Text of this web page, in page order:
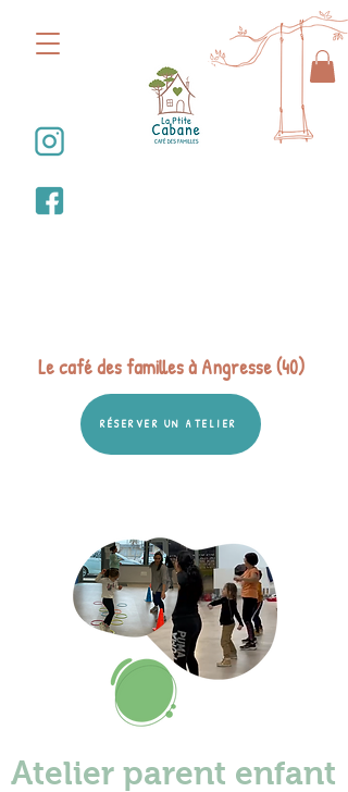
RÉSERVER UN ATELIER
Le café des familles à Angresse (40)
Atelier parent enfant